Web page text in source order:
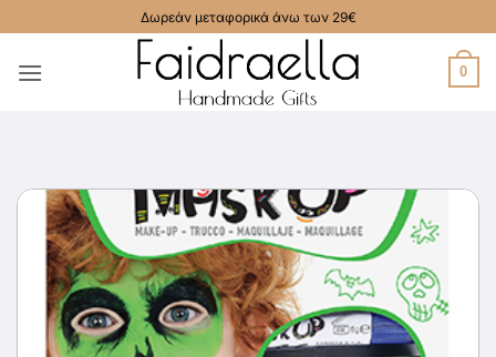
στο
περιεχόμενο
Δωρεάν μεταφορικά άνω των 29€
0